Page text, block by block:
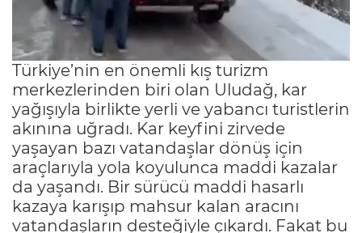
Türkiye’nin en önemli kış turizm
merkezlerinden biri olan Uludağ, kar
yağışıyla birlikte yerli ve yabancı turistlerin
akınına uğradı. Kar keyfini zirvede
yaşayan bazı vatandaşlar dönüş için
araçlarıyla yola koyulunca maddi kazalar
da yaşandı. Bir sürücü maddi hasarlı
kazaya karışıp mahsur kalan aracını
vatandaşların desteğiyle çıkardı. Fakat bu